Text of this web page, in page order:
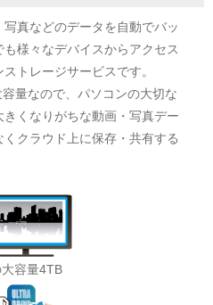
真などのデータを自動でバッ
様々なデバイスからアクセス
トレージサービスです。
量なので、パソコンの大切な
くなりがちな動画・写真デー
クラウド上に保存・共有する
容量4TB